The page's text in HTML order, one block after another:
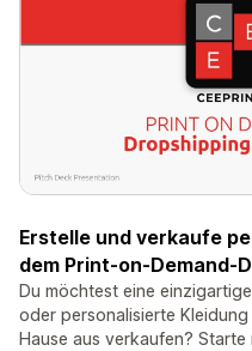
Erstelle und verkaufe
dem Print-on-Demand-
Du möchtest eine
oder personalisierte
Hause aus verkaufen?